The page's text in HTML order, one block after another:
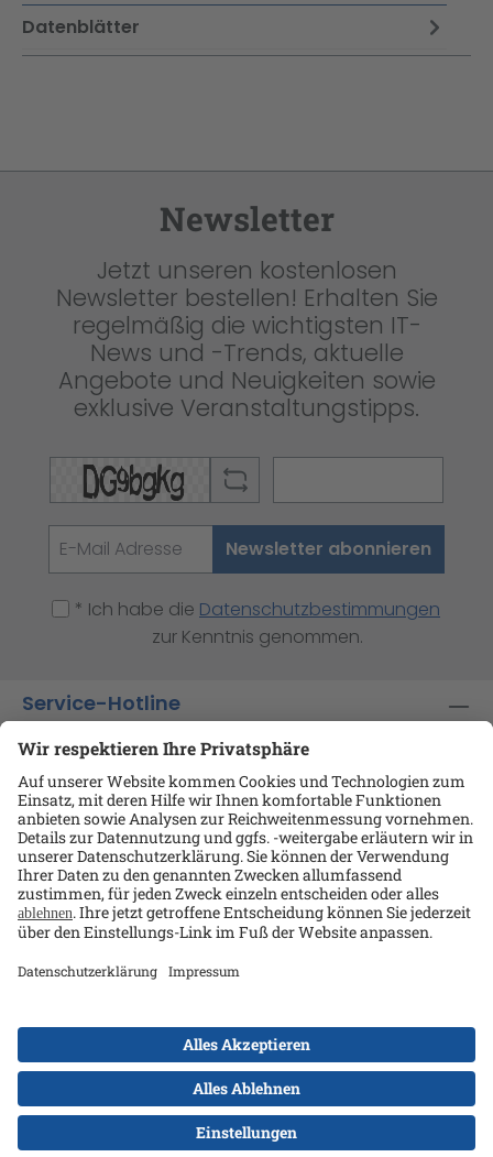
Datenblätter
Newsletter
Jetzt unseren kostenlosen
Newsletter bestellen! Erhalten Sie
regelmäßig die wichtigsten IT-
News und -Trends, aktuelle
Angebote und Neuigkeiten sowie
exklusive Veranstaltungstipps.
Newsletter abonnieren
* Ich habe die Datenschutzbestimmungen
zur Kenntnis genommen.
Service-Hotline
Shop-Service
Informationen
Ansprechpartner
Kontakt
Alle Preise exkl. gesetzl. Mehrwertsteuer zzgl.
Versandkostenund ggf. Nachnahmegebühren, wenn
nicht anders angegeben.